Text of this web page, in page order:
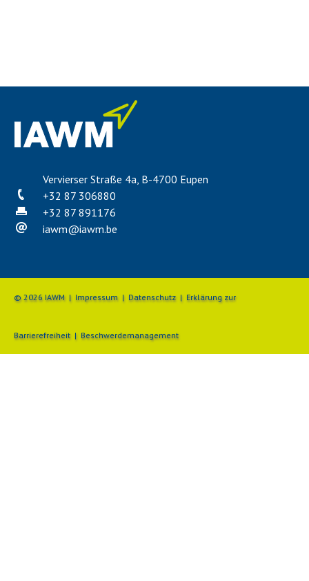
Vervierser Straße 4a, B-4700 Eupen
+32 87 306880
+32 87 891176
iawm@iawm.be
© 2026 IAWM | Impressum| Datenschutz| Erklärung zur
Barrierefreiheit | Beschwerdemanagement